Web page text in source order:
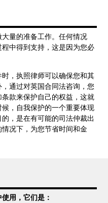
量的准备工作。任何情况
中得到支持，这是因为您必
，执照律师可以确保您和其
通过对英国合同法咨询，您
款来保护自己的权益，这就
，自我保护的一个重要体现
，是在有可能的司法仲裁出
况下，为您节省时间和金
用，它们是：